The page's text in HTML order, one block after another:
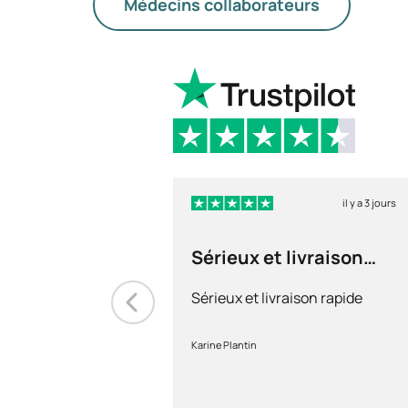
Médecins collaborateurs
il y a 3 jours
Sérieux et livraison
Sérieux et livraison rapide
Karine Plantin